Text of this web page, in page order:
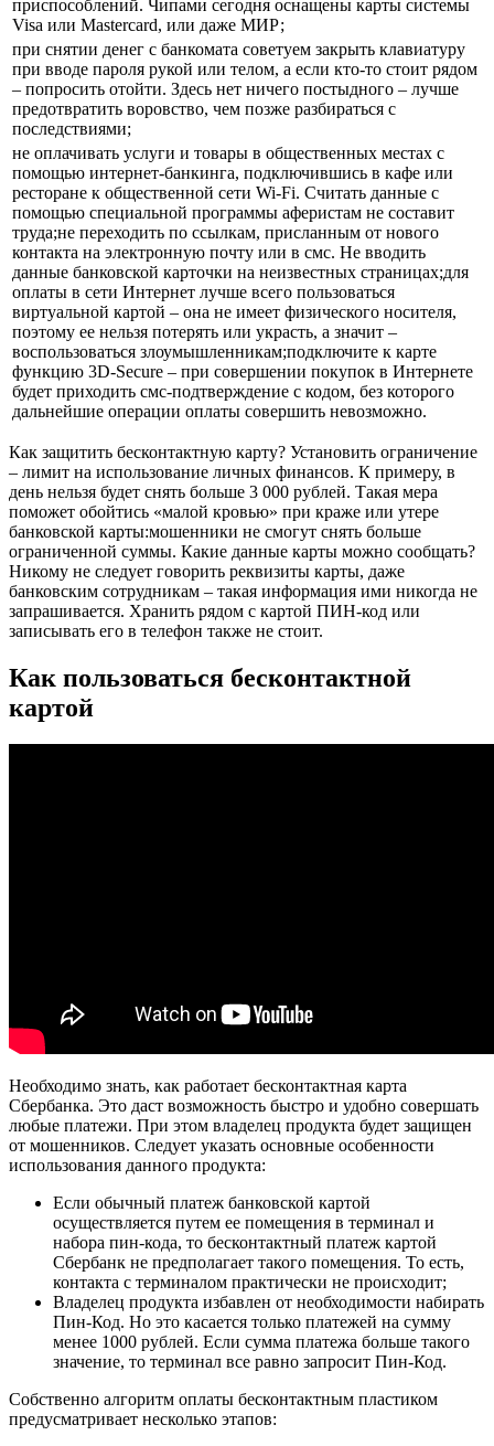
приспособлений. Чипами сегодня оснащены карты системы
Visa или Mastercard, или даже МИР;
при снятии денег с банкомата советуем закрыть клавиатуру
при вводе пароля рукой или телом, а если кто-то стоит рядом
– попросить отойти. Здесь нет ничего постыдного – лучше
предотвратить воровство, чем позже разбираться с
последствиями;
не оплачивать услуги и товары в общественных местах с
помощью интернет-банкинга, подключившись в кафе или
ресторане к общественной сети Wi-Fi. Считать данные с
помощью специальной программы аферистам не составит
труда;не переходить по ссылкам, присланным от нового
контакта на электронную почту или в смс. Не вводить
данные банковской карточки на неизвестных страницах;для
оплаты в сети Интернет лучше всего пользоваться
виртуальной картой – она не имеет физического носителя,
поэтому ее нельзя потерять или украсть, а значит –
воспользоваться злоумышленникам;подключите к карте
функцию 3D-Secure – при совершении покупок в Интернете
будет приходить смс-подтверждение с кодом, без которого
дальнейшие операции оплаты совершить невозможно.
Как защитить бесконтактную карту? Установить ограничение
– лимит на использование личных финансов. К примеру, в
день нельзя будет снять больше 3 000 рублей. Такая мера
поможет обойтись «малой кровью» при краже или утере
банковской карты:мошенники не смогут снять больше
ограниченной суммы. Какие данные карты можно сообщать?
Никому не следует говорить реквизиты карты, даже
банковским сотрудникам – такая информация ими никогда не
запрашивается. Хранить рядом с картой ПИН-код или
записывать его в телефон также не стоит.
Как пользоваться бесконтактной
картой
Необходимо знать, как работает бесконтактная карта
Сбербанка. Это даст возможность быстро и удобно совершать
любые платежи. При этом владелец продукта будет защищен
от мошенников. Следует указать основные особенности
использования данного продукта:
Если обычный платеж банковской картой
осуществляется путем ее помещения в терминал и
набора пин-кода, то бесконтактный платеж картой
Сбербанк не предполагает такого помещения. То есть,
контакта с терминалом практически не происходит;
Владелец продукта избавлен от необходимости набирать
Пин-Код. Но это касается только платежей на сумму
менее 1000 рублей. Если сумма платежа больше такого
значение, то терминал все равно запросит Пин-Код.
Собственно алгоритм оплаты бесконтактным пластиком
предусматривает несколько этапов: